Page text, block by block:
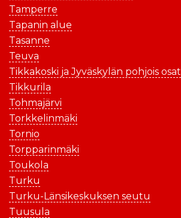
Tamperre
Tapanin alue
Tasanne
Teuva
Tikkakoski ja Jyväskylän pohjois osat
Tikkurila
Tohmajärvi
Torkkelinmäki
Tornio
Torpparinmäki
Toukola
Turku
Turku-Länsikeskuksen seutu
Tuusula